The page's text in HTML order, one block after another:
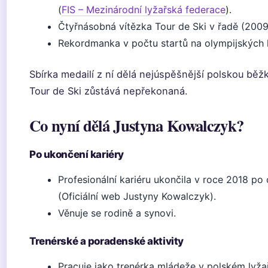
(FIS – Mezinárodní lyžařská federace).
Čtyřnásobná vítězka Tour de Ski v řadě
Rekordmanka v počtu startů na
Sbírka medailí z ní dělá nejúspěšnější polskou
Tour de Ski zůstává nepřekonaná.
Co nyní dělá Justyna Kowalczyk?
Po ukončení kariéry
Profesionální kariéru ukončila v roce 2018
(Oficiální web Justyny Kowalczyk).
Věnuje se rodině a synovi.
Trenérské a poradenské aktivity